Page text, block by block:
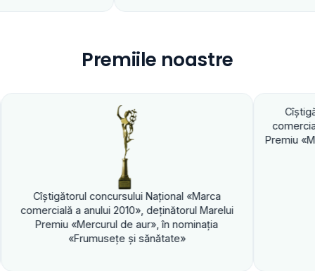
Premiile noastre
concursului Naţional «Marca
a anului 2010», deţinătorul Marelui
«Mercurul de aur», în nominaţia
«Frumuseţe şi sănătate»
Cîştigătorul
comercială a
Premiu «Mercurul